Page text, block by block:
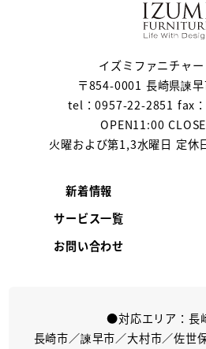
イズミファニチャ
〒854-0001 長崎県諫
tel：0957-22-2851 fax
OPEN11:00
火曜および第1,3水曜日 定休
新着情報
サービス一覧
お問い合わせ
●対応エリア：長
長崎市／諫早市／大村市／佐世